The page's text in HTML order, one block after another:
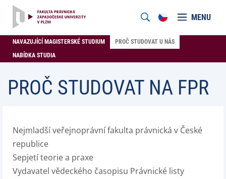
MENU
NAVAZUJÍCÍ MAGISTERSKÉ STUDIUM
PROČ STUDOVAT U NÁS
NABÍDKA STUDIA
PROČ STUDOVAT NA FPR
Nejmladší veřejnoprávní fakulta právnická v České
republice
Sepjetí teorie a praxe
Vydavatel vědeckého časopisu Právnické listy